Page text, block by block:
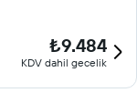
₺9.484
KDV dahil gecelik